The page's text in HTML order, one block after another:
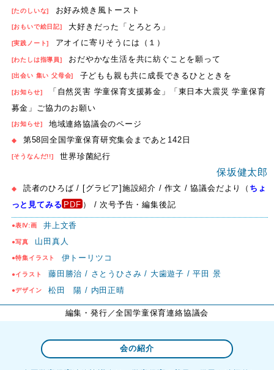
[たのしいな] お好み焼き風トースト
[おもいで絵日記] 大好きだった「とろとろ」
[実践ノート] アオイに寄りそうには（１）
[わたしは指導員] おだやかな生活を共に紡ぐことを願って
[出会い 集い 父母会] 子どもも親も共に成長できるひとときを
[お知らせ]
「自然災害 学童保育支援募金」「東日本大震災 学童保育
募金」ご協力のお願い
[お知らせ] 地域連絡協議会のページ
◆ 第58回全国学童保育研究集会まであと142日
[そうなんだ!!] 世界珍菌紀行
保坂健太郎
◆ 読者のひろば / [グラビア]施設紹介 / 作文 / 協議会だより（ ちょ
っと見てみる
） / 次号予告・編集後記
●表Ⅳ:画 井上文香
●写真 山田真人
●特集イラスト 伊トーリツコ
●イラスト 藤田勝治 / さとうひさみ / 大歯遊子 / 平田 景
●デザイン 松田 陽 / 内田正晴
編集・発行 ／全国学童保育連絡協議会
会の紹介